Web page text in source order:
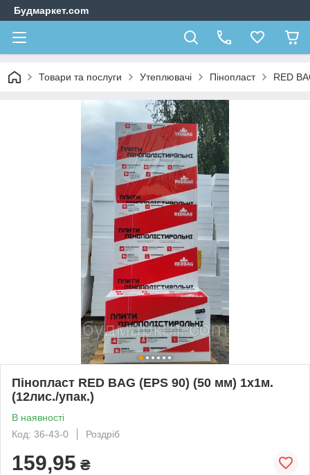
Будмаркет.com
Товари та послуги Утеплювачі Пінопласт RED
Пінопласт RED BAG (EPS 90) (50 мм) 1х1м.
(12лис./упак.)
В наявності
Код: 36-43-0
Роздріб
159,95 ₴